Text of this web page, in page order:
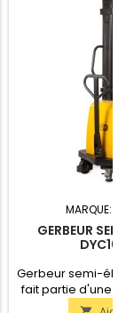
MARQUE:
GERBEUR
Gerbeur semi-
fait partie d'une
élévation